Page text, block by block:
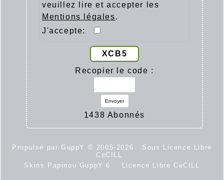
veuillez lire et accepter les
Mentions légales.
J'accepte:
XCB5
Recopier le code :
Envoyer
1438 Abonnés
Propulsé par GuppY © 2005-2026
Sous Licence Libre
CeCILL
Skins Papinou GuppY 6
Licence Libre CeCILL